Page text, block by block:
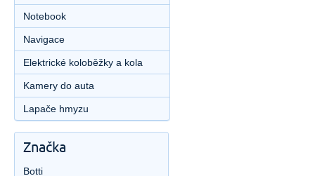
Notebook
Navigace
Elektrické koloběžky a kola
Kamery do auta
Lapače hmyzu
Značka
Botti